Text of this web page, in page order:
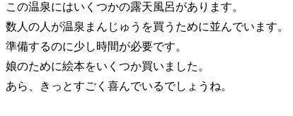
この温泉にはいくつかの露天風呂があります。
数人の人が温泉まんじゅうを買うために並んでいます。
準備するのに少し時間が必要です。
娘のために絵本をいくつか買いました。
あら、きっとすごく喜んでいるでしょうね。